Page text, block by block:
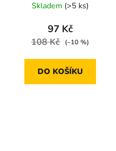
Skladem (>5 ks)
97 Kč
108 Kč (–10 %)
DO KOŠÍKU